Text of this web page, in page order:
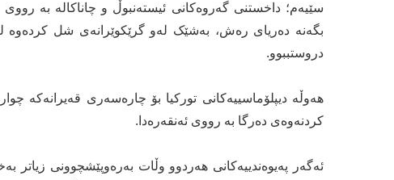
سێیەم؛ داخستنی گەروەکانی ئیستەنبوڵ و چاناکالە بە
بگەنە دەریای رەش، بەشێک لەو گرێکوێرانەی شل کردەوە لە
دروستببوو.
ھەوڵە دیپلۆماسییەکانی تورکیا بۆ چارەسەری قەیرانەکە
کردنەوەی دەرگا بە رووی ئەنقەرەدا.